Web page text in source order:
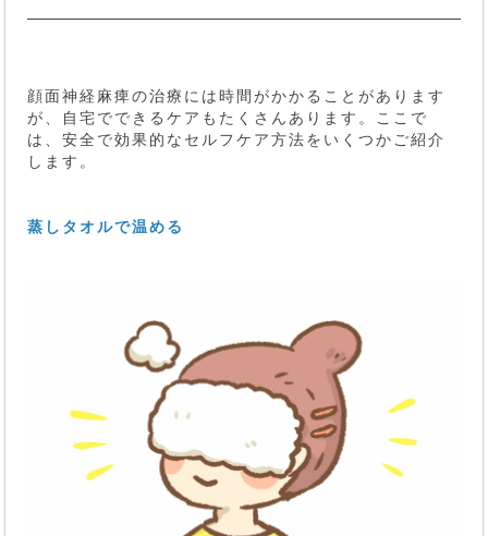
顔面神経麻痺の治療には時間がかかることがあります
が、自宅でできるケアもたくさんあります。ここで
は、安全で効果的なセルフケア方法をいくつかご紹介
します。
蒸しタオルで温める